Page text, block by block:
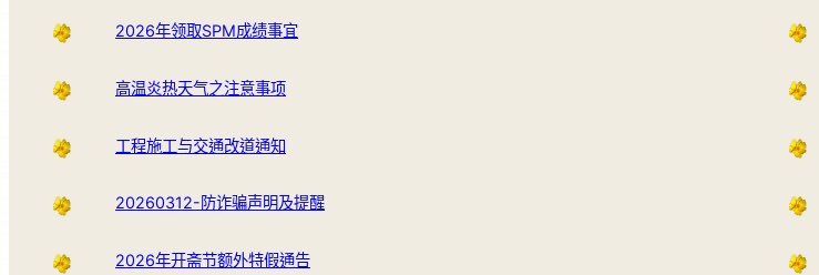
2026年领取SPM成绩事宜
高温炎热天气之注意事项
工程施工与交通改道通知
20260312-防诈骗声明及提醒
2026年开斋节额外特假通告